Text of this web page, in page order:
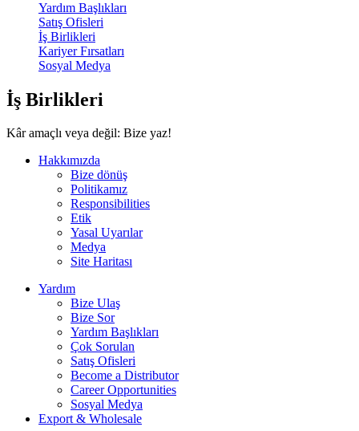
Yardım Başlıkları
Satış Ofisleri
İş Birlikleri
Kariyer Fırsatları
Sosyal Medya
İş Birlikleri
Kâr amaçlı veya değil: Bize yaz!
Hakkımızda
Bize dönüş
Politikamız
Responsibilities
Etik
Yasal Uyarılar
Medya
Site Haritası
Yardım
Bize Ulaş
Bize Sor
Yardım Başlıkları
Çok Sorulan
Satış Ofisleri
Become a Distributor
Career Opportunities
Sosyal Medya
Export & Wholesale